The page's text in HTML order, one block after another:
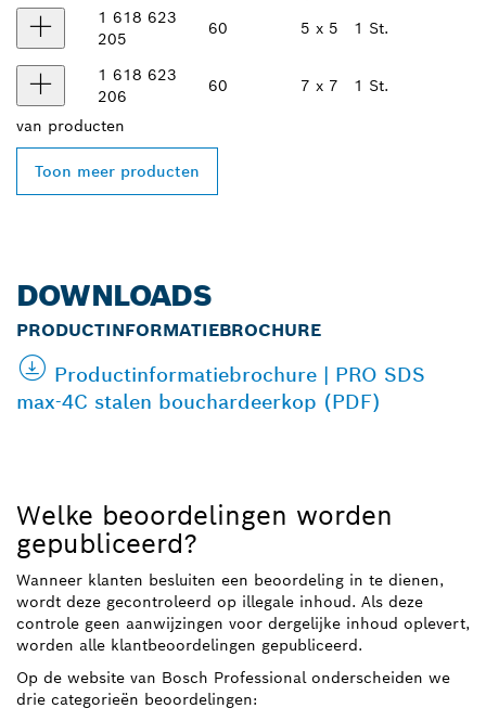
1 618 623
205
60 5 x 5 1 St.
1 618 623
206
60 7 x 7 1 St.
van producten
Toon meer producten
DOWNLOADS
PRODUCTINFORMATIEBROCHURE
Productinformatiebrochure | PRO SDS
max-4C stalen bouchardeerkop (PDF)
Welke beoordelingen worden
gepubliceerd?
Wanneer klanten besluiten een beoordeling in te dienen,
wordt deze gecontroleerd op illegale inhoud. Als deze
controle geen aanwijzingen voor dergelijke inhoud oplevert,
worden alle klantbeoordelingen gepubliceerd.
Op de website van Bosch Professional onderscheiden we
drie categorieën beoordelingen: